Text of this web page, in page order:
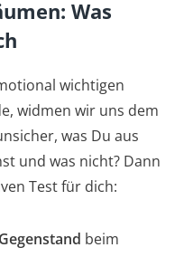
Was
wichtigen
widmen wir uns dem
was Du aus
und was nicht? Dann
Test für dich:
beim